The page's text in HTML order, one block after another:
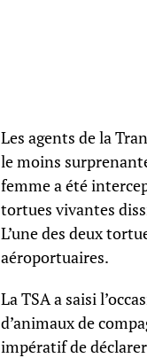
Les agents de la
le moins
femme a été
tortues vivantes
L’une des deux
aéroportuaires.
La TSA a saisi
d’animaux de
impératif de